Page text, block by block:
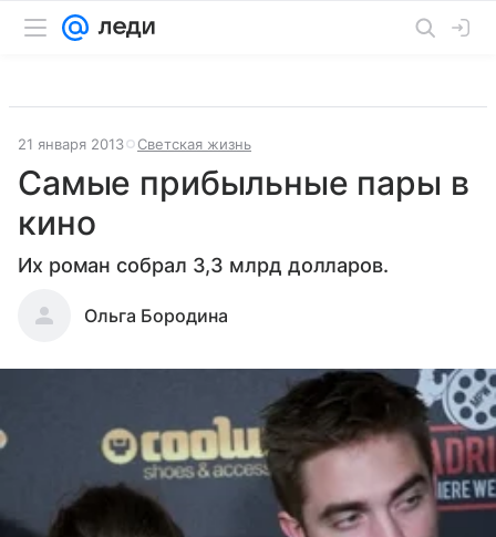
21 января 2013 Светская жизнь
Самые прибыльные пары в
кино
Их роман собрал 3,3 млрд долларов.
Ольга Бородина